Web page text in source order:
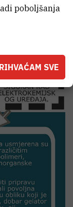
poboljšanja
SVE